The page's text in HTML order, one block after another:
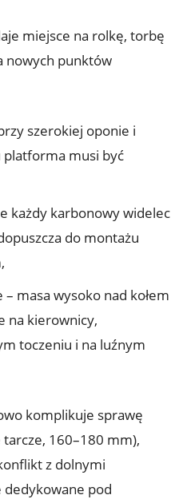
miejsce na rolkę, torbę
nowych punktów
szerokiej oponie i
platforma musi być
każdy karbonowy widelec
do montażu
masa wysoko nad kołem
na kierownicy,
toczeniu i na luźnym
komplikuje sprawę
160–180 mm),
z dolnymi
pod